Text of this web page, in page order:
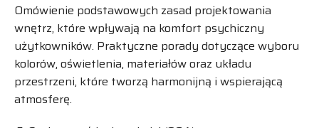
Omówienie podstawowych zasad projektowania
wnętrz, które wpływają na komfort psychiczny
użytkowników. Praktyczne porady dotyczące wyboru
kolorów, oświetlenia, materiałów oraz układu
przestrzeni, które tworzą harmonijną i wspierającą
atmosferę.